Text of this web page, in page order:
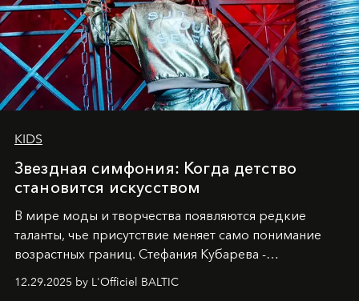
KIDS
Звездная симфония: Когда детство
становится искусством
В мире моды и творчества появляются редкие
таланты, чье присутствие меняет само понимание
возрастных границ. Стефания Кубарева -
десятилетняя обладательница невероятной
харизмы, чье имя уже украшает обложки
12.29.2025 by L'Officiel BALTIC